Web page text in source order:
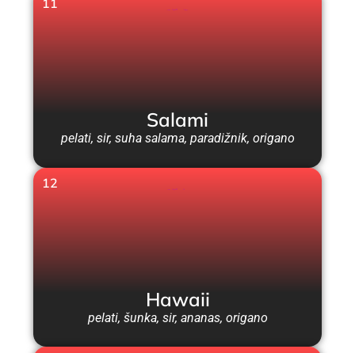
11
Salami
pelati, sir, suha salama, paradižnik, origano
12
Hawaii
pelati, šunka, sir, ananas, origano